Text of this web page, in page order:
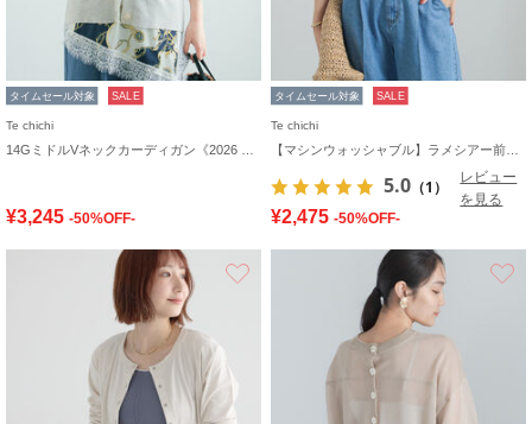
タイムセール対象 SALE
Te chichi
¥3,245 -50%OFF-
タイムセール対象 SALE
Te chichi
5.0 （1）
レビュー
を見る
¥2,475 -50%OFF-